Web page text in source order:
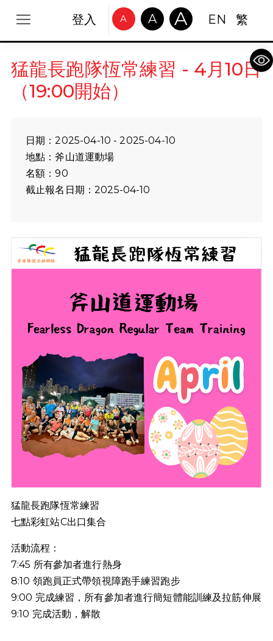
登入 A A A EN 繁
猛龍長跑隊恆常練習 - 4月10日
（19:00開始）
日期：2025-04-10 - 2025-04-10
地點：斧山道運動場
名額：90
截止報名日期：2025-04-10
猛龍長跑隊恆常練習
七點彩虹站C出口集合
活動流程：
7:45 所有參加者進行熱身
8:10 領跑員正式帶領視障跑手練習跑步
9:00 完成練習，所有參加者進行簡短體能訓練及拉筋伸展
9:10 完成活動，解散